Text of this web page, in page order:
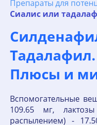
Препараты для
Сиалис или
Плюсы и
Вспомогательные
109.65 мг,
распылением) -